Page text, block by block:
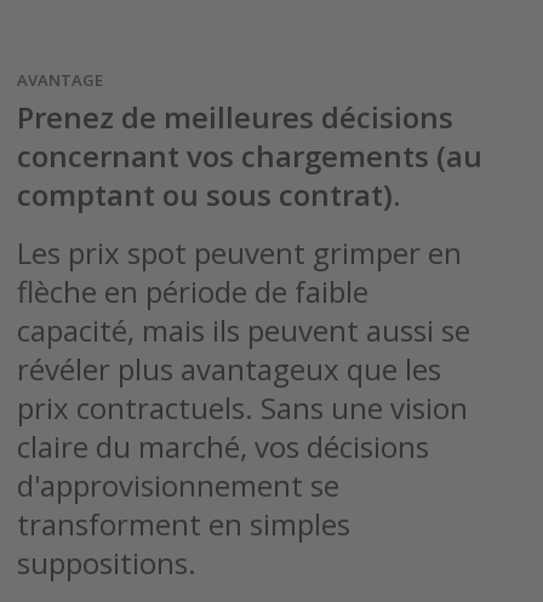
AVANTAGE
Prenez de meilleures décisions
concernant vos chargements (au
comptant ou sous contrat).
Les prix spot peuvent grimper en
flèche en période de faible
capacité, mais ils peuvent aussi se
révéler plus avantageux que les
prix contractuels. Sans une vision
claire du marché, vos décisions
d'approvisionnement se
transforment en simples
suppositions.